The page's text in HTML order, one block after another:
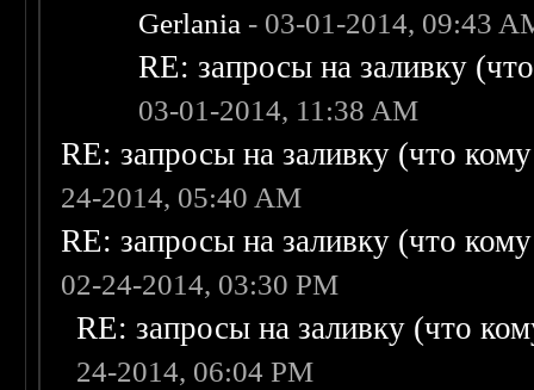
Gerlania - 03-01-2014, 09:43
RE: запросы на заливку
03-01-2014, 11:38 AM
RE: запросы на заливку (что
24-2014, 05:40 AM
RE: запросы на заливку (что
02-24-2014, 03:30 PM
RE: запросы на заливку (что
24-2014, 06:04 PM